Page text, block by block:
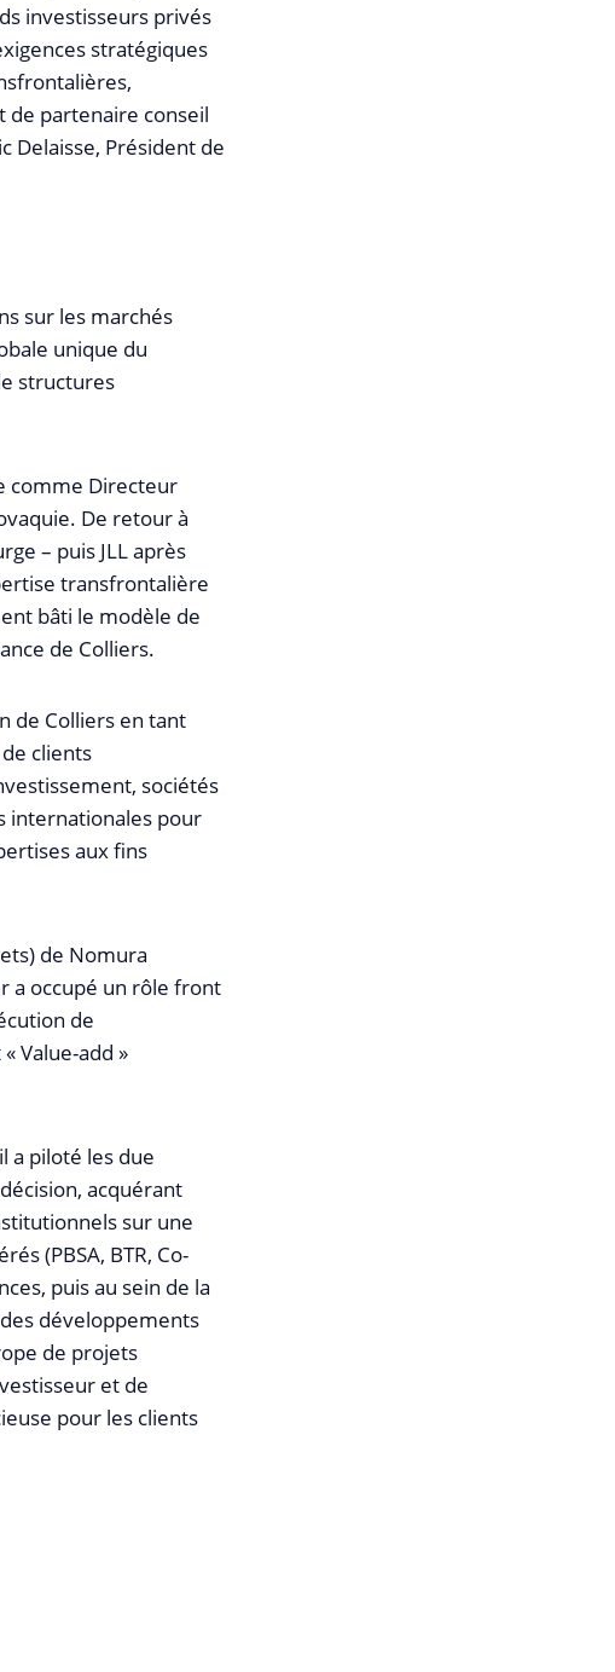
investisseurs privés
stratégiques
de partenaire conseil
Delaisse, Président de
sur les marchés
unique du
structures
comme Directeur
De retour à
– puis JLL après
transfrontalière
bâti le modèle de
de Colliers.
de Colliers en tant
clients
sociétés
internationales pour
aux fins
de Nomura
a occupé un rôle front
de
Value-add »
a piloté les due
acquérant
sur une
(PBSA, BTR, Co-
puis au sein de la
développements
de projets
et de
pour les clients